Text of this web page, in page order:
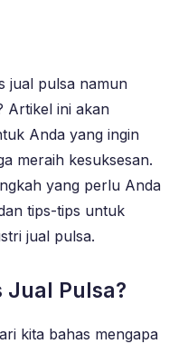
jual pulsa namun
Artikel ini akan
Anda yang ingin
meraih kesuksesan.
yang perlu Anda
tips-tips untuk
jual pulsa.
Jual Pulsa?
kita bahas mengapa